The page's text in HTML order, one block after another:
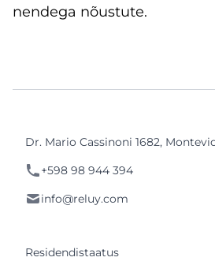
nendega nõustute.
Dr. Mario Cassinoni 1682,
+598 98 944 394
info@reluy.com
Residendistaatus